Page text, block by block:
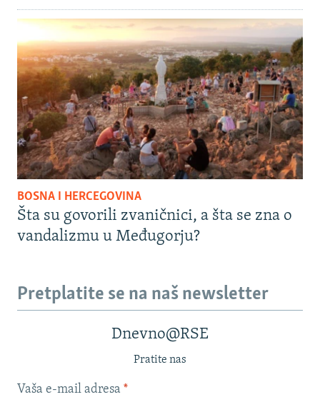
BOSNA I HERCEGOVINA
Šta su govorili zvaničnici, a šta se zna o
vandalizmu u Međugorju?
Pretplatite se na naš newsletter
Dnevno@RSE
Pratite nas
Vaša e-mail adresa *